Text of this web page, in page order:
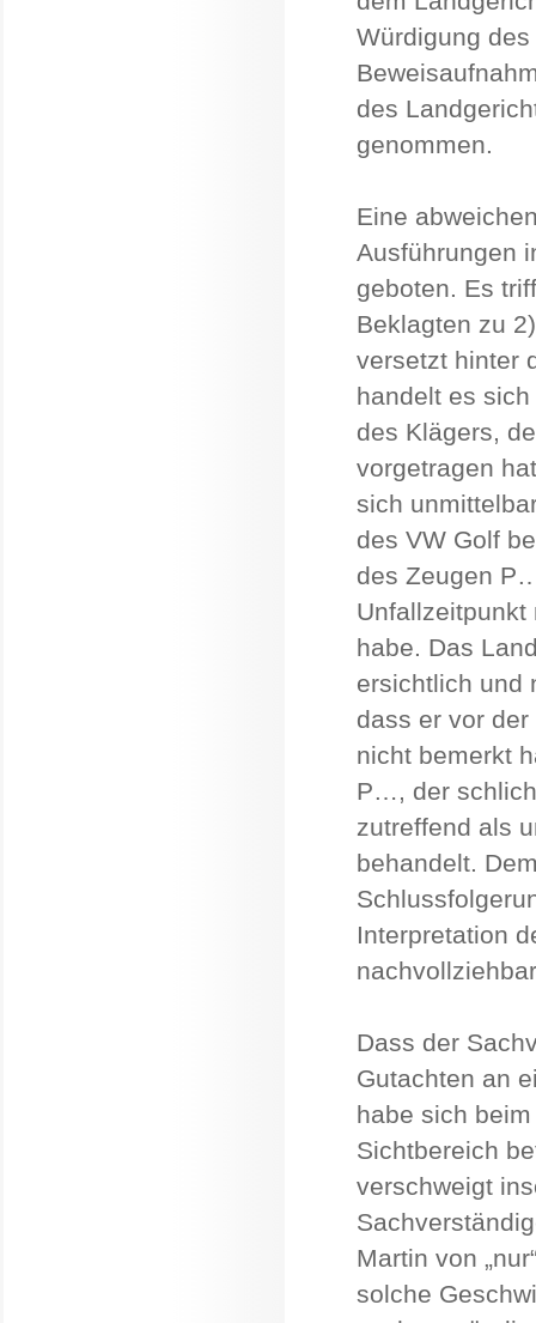
Würdigung
des
genommen.
Eine
Ausführungen
geboten. Es
Beklagten zu
versetzt hinter
handelt es
des Klägers,
vorgetragen
sich
des VW Golf
des Zeugen
Unfallzeitpunkt
habe. Das
ersichtlich und
dass er vor
nicht bemerkt
P…, der
zutreffend als
behandelt.
Interpretation
Dass der
Gutachten an
habe sich
Sichtbereich
verschweigt
Martin von
solche